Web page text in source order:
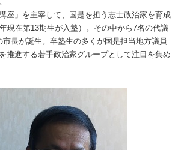
座」を主宰して、国是を担う志士政治家を育成
現在第13期生が入塾）。その中から7名の代議
長が誕生。卒塾生の多くが国是担当地方議員
推進する若手政治家グループとして注目を集め